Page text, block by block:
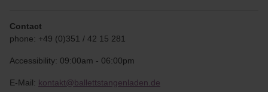
Contact
phone: +49 (0)351 / 42 15 281
Accessibility: 09:00am - 06:00pm
E-Mail: kontakt@ballettstangenladen.de